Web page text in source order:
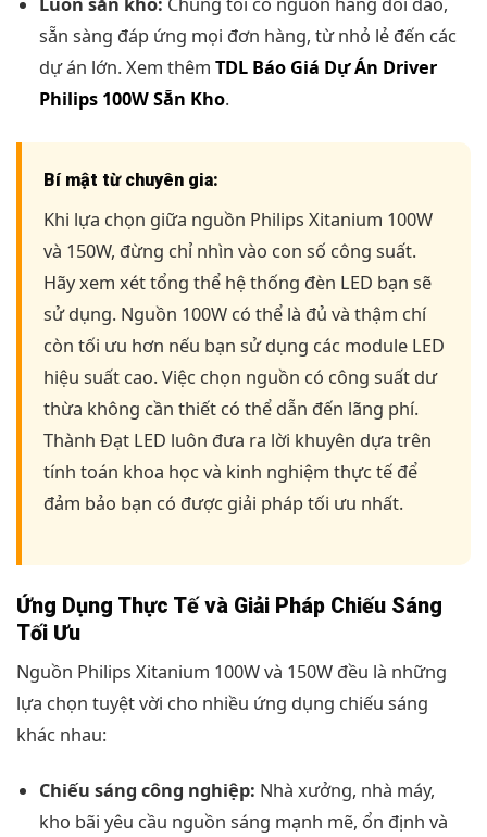
sẵn sàng đáp ứng mọi đơn hàng, từ nhỏ lẻ đến các
dự án lớn. Xem thêmTDL Báo Giá Dự Án Driver
Philips 100W Sẵn Kho.
Bí mật từ chuyên gia:
Khi lựa chọn giữa nguồn Philips Xitanium 100W
và 150W, đừng chỉ nhìn vào con số công suất.
Hãy xem xét tổng thể hệ thống đèn LED bạn sẽ
sử dụng. Nguồn 100W có thể là đủ và thậm chí
còn tối ưu hơn nếu bạn sử dụng các module LED
hiệu suất cao. Việc chọn nguồn có công suất dư
thừa không cần thiết có thể dẫn đến lãng phí.
Thành Đạt LED luôn đưa ra lời khuyên dựa trên
tính toán khoa học và kinh nghiệm thực tế để
đảm bảo bạn có được giải pháp tối ưu nhất.
Ứng Dụng Thực Tế và Giải Pháp Chiếu Sáng
Tối Ưu
Nguồn Philips Xitanium 100W và 150W đều là những
lựa chọn tuyệt vời cho nhiều ứng dụng chiếu sáng
khác nhau:
Chiếu sáng công nghiệp: Nhà xưởng, nhà máy,
kho bãi yêu cầu nguồn sáng mạnh mẽ, ổn định và